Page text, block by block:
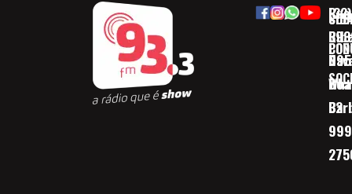
(32)
32